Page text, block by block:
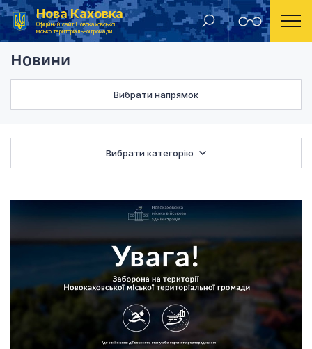
Нова Каховка
Офіційний сайт Новокаховської
міської територіальної громади
Головна Новини
Новини
Вибрати напрямок
Вибрати категорію